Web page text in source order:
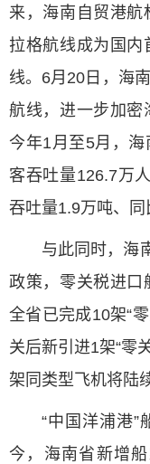
来，海南自贸港航
拉格航线成为国
线。6月20日，海
航线，进一步加密
今年1月至5月，
客吞吐量126.7万
吞吐量1.9万吨、同
与此同时，海
政策，零关税进口
全省已完成10架“
关后新引进1架“零
架同类型飞机将陆
“中国洋浦港”
今，海南省新增